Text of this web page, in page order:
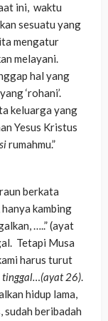
ini, waktu
sesuatu yang
mengatur
melayani.
hal yang
‘rohani’.
keluarga yang
Yesus Kristus
rumahmu.”
berkata
kambing
…..” (ayat
Tetapi Musa
harus turut
tinggal…(ayat 26).
hidup lama,
sudah beribadah